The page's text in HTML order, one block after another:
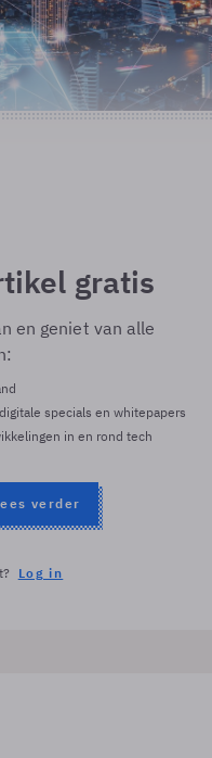
gratis
en geniet van alle
specials en whitepapers
in en rond tech
verder
Log in